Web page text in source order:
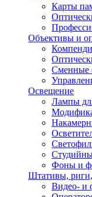
Карты
Объективы и
Сменные
Освещение
Лампы
Фоны и
Штативы, риги,
Видео- и